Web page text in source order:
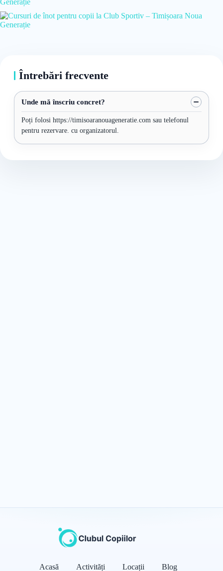
Întrebări frecvente
Unde mă înscriu concret?
Poți folosi https://timisoaranouageneratie.com sau telefonul
pentru rezervare. cu organizatorul.
Acasă Activități Locații Blog